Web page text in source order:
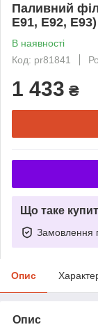
Паливний
E91, E92,
В наявності
Код: pr81841
1 433 ₴
Що таке
Замовлення
Опис
Опис